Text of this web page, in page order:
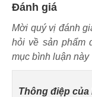
Đánh giá
Mời quý vị đánh
hỏi về sản phẩm
mục bình luận này
Thông điệp của